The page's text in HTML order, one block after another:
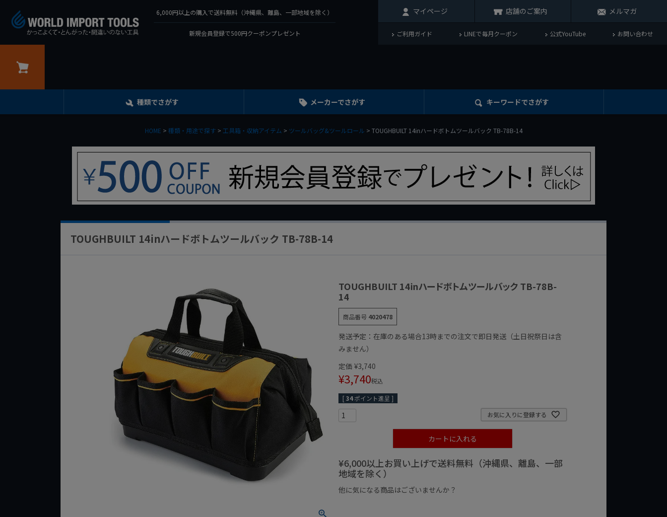
6,000円以上の購入で送料無料（沖縄県、離島、一部地域を除く）
新規会員登録で500円クーポンプレゼント
マイページ 店舗のご案内 メルマガ
ご利用ガイド LINEで毎月クーポン 公式YouTube お問い合わせ
種類でさがす メーカーでさがす キーワードでさがす
HOME 種類・用途で探す 工具箱・収納アイテム ツールバッグ&ツールロール TOUGHBUILT 14inハードボトムツールバック TB-78B-14
TOUGHBUILT 14inハードボトムツールバック TB-78B-14
TOUGHBUILT 14inハードボトムツールバック TB-78B-
14
商品番号 4020478
発送予定：在庫のある場合13時までの注文で即日発送（土日祝祭日は含
みません）
定価 ¥3,740
¥3,740税込
[34ポイント進呈 ]
お気に入りに登録する
カートに入れる
¥6,000以上お買い上げで送料無料（沖縄県、離島、一部
地域を除く）
他に気になる商品はございませんか？